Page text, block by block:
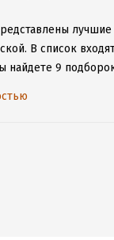
В список
найдете 9
не расставаться